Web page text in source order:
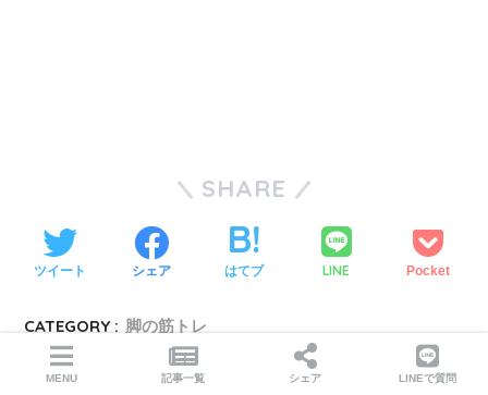
SHARE
ツイート シェア はてブ LINE Pocket
CATEGORY : 脚の筋トレ
MENU 記事一覧 シェア LINEで質問